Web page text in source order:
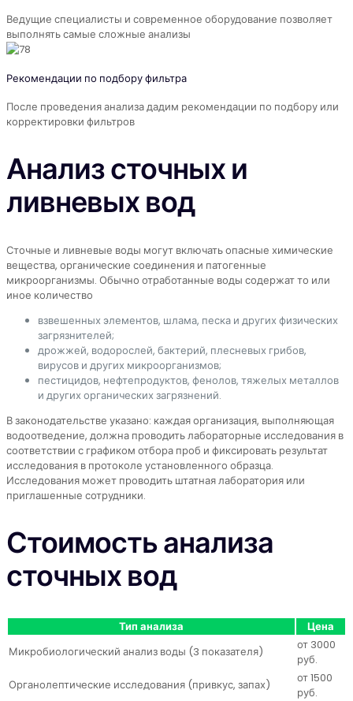
Ведущие специалисты и современное оборудование позволяет
выполнять самые сложные анализы
Рекомендации по подбору фильтра
После проведения анализа дадим рекомендации по подбору или
корректировки фильтров
Анализ сточных и
ливневых вод
Сточные и ливневые воды могут включать опасные химические
вещества, органические соединения и патогенные
микроорганизмы. Обычно отработанные воды содержат то или
иное количество
взвешенных элементов, шлама, песка и других физических
загрязнителей;
дрожжей, водорослей, бактерий, плесневых грибов,
вирусов и других микроорганизмов;
пестицидов, нефтепродуктов, фенолов, тяжелых металлов
и других органических загрязнений.
В законодательстве указано: каждая организация, выполняющая
водоотведение, должна проводить лабораторные исследования в
соответствии с графиком отбора проб и фиксировать результат
исследования в протоколе установленного образца.
Исследования может проводить штатная лаборатория или
приглашенные сотрудники.
Стоимость анализа
сточных вод
Тип анализа
Цена
Микробиологический анализ воды (3 показателя)
от 3000
руб.
Органолептические исследования (привкус, запах)
от 1500
руб.